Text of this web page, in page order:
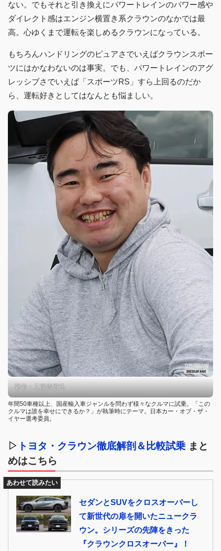
ない。でもそれと引き換えにパワートレインのパワー感や
ダイレクト感はエンジン横置き系クラウンのなかでは最
高。心ゆくまで運転を楽しめるクラウンになっている。
もちろんハンドリングのピュアさでいえばクラウンスポー
ツにはかなわないのは事実。でも、パワートレインのアグ
レッシブさでいえば「スポーツRS」すら上回るのだか
ら、運転好きとしてはなんとも悩ましい。
著者：工藤貴宏氏
年間50車種以上、国産輸入車ジャンルを問わず様々なクルマに試乗。「この
クルマは誰を幸せにできるか？」が執筆時にテーマ。日本カー・オブ・ザ・
イヤー選考委員。
▷ トヨタ・クラウン徹底解剖＆比較試乗 まと
めはこちら
あわせて読みたい
セダンとSUVをクロスオーバーし
て新世代の扉を開いたニュークラ
ウン。シリーズの先陣をきった
『クラウンクロスオーバー』！